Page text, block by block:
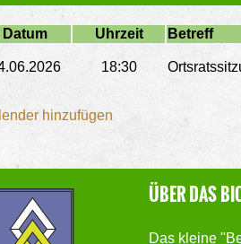
Datum Uhrzeit Betreff
18:30
hinzufügen
ÜBER DAS
Das kleine